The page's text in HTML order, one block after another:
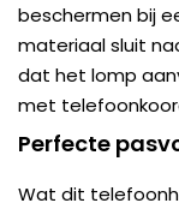
beschermen bij
materiaal sluit
dat het lomp
met
Perfecte
Wat dit